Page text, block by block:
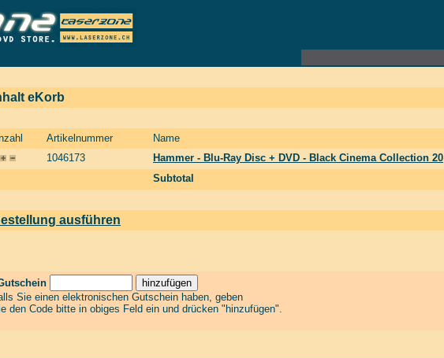
eKorb
Artikelnummer Name
1046173 Hammer - Blu-Ray Disc + DVD - Black Cinema Collection 20
Subtotal
ausführen
Sie einen elektronischen Gutschein haben, geben
den Code bitte in obiges Feld ein und drücken "hinzufügen".